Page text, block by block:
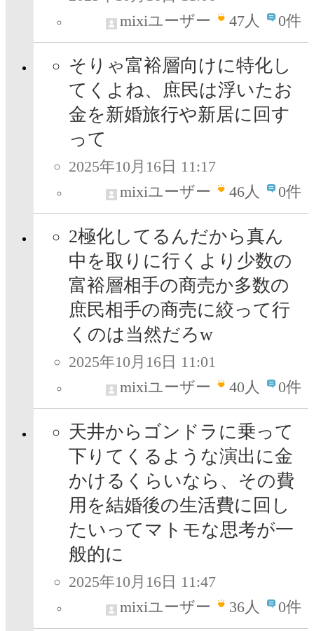
mixiユーザー
47人 0件
そりゃ富裕層向けに特化し
てくよね、庶民は浮いたお
金を新婚旅行や新居に回す
って
2025年10月16日 11:17
mixiユーザー
46人 0件
2極化してるんだから真ん
中を取りに行くより少数の
富裕層相手の商売か多数の
庶民相手の商売に絞って行
くのは当然だろw
2025年10月16日 11:01
mixiユーザー
40人 0件
天井からゴンドラに乗って
下りてくるような演出に金
かけるくらいなら、その費
用を結婚後の生活費に回し
たいってマトモな思考が一
般的に
2025年10月16日 11:47
mixiユーザー
36人 0件